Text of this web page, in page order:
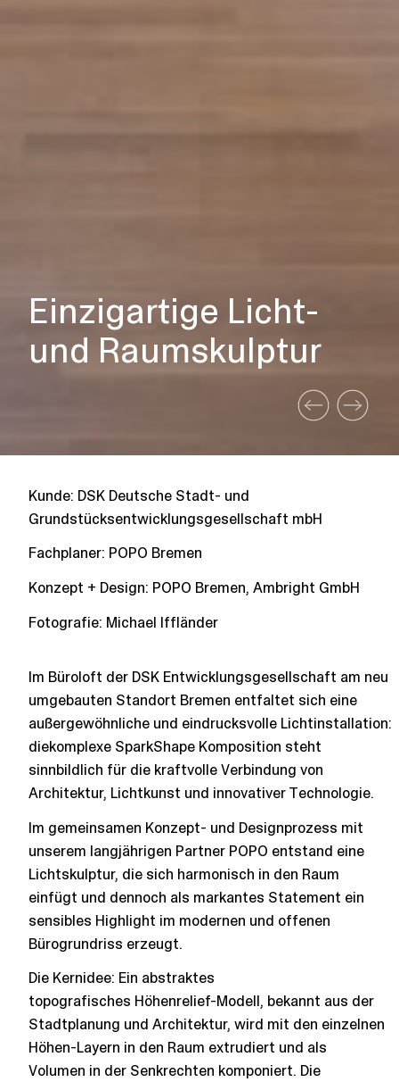
Einzigartige Licht-
und Raumskulptur
Kunde: DSK Deutsche Stadt- und
Grundstücksentwicklungsgesellschaft mbH
Fachplaner: POPO Bremen
Konzept + Design: POPO Bremen, Ambright GmbH
Fotografie: Michael Iffländer
Im Büroloft der DSK Entwicklungsgesellschaft am neu
umgebauten Standort Bremen entfaltet sich eine
außergewöhnliche und eindrucksvolle Lichtinstallation:
diekomplexe SparkShape Komposition steht
sinnbildlich für die kraftvolle Verbindung von
Architektur, Lichtkunst und innovativer Technologie.
Im gemeinsamen Konzept- und Designprozess mit
unserem langjährigen Partner POPO entstand eine
Lichtskulptur, die sich harmonisch in den Raum
einfügt und dennoch als markantes Statement ein
sensibles Highlight im modernen und offenen
Bürogrundriss erzeugt.
Die Kernidee: Ein abstraktes
topografisches Höhenrelief-Modell, bekannt aus der
Stadtplanung und Architektur, wird mit den einzelnen
Höhen-Layern in den Raum extrudiert und als
Volumen in der Senkrechten komponiert. Die